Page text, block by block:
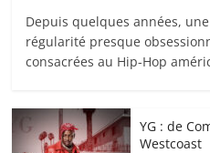
Depuis quelques années,
régularité presque
consacrées au Hip-Hop
YG : de
Westcoast